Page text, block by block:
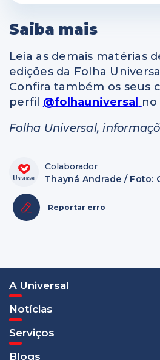
Saiba mais
Leia as demais matérias
edições da Folha
Confira também os seus
perfil @folhauniversal
Folha Universal,
Colaborador
Thayná Andrade / Foto:
Reportar erro
A Universal
Notícias
Serviços
Blogs